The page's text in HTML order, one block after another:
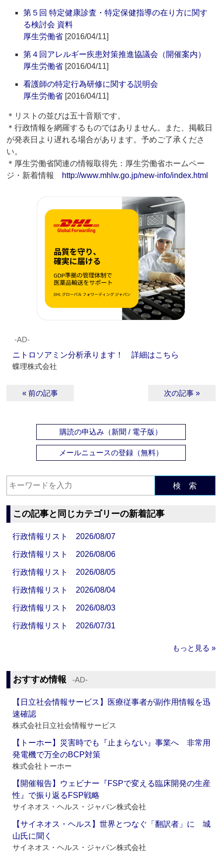
第５回 特定健康診査・特定保健指導の在り方に関す
る検討会 資料
厚生労働省 [2016/04/11]
第４回アレルギー疾患対策推進協議会（開催案内）
厚生労働省 [2016/04/11]
看護師の特定行為研修に関する説明会
厚生労働省 [2016/04/11]
＊リストの並びは五十音順です。
＊行政情報を網羅するものではありません。また、掲載日
が発表日より遅れる場合があります。予めご了承くださ
い。
＊厚生労働省関連の情報取得先：厚生労働省ホームペー
ジ・新着情報 http://www.mhlw.go.jp/new-info/index.html
‐AD‐
ニトロソアミン分析承ります！ 詳細はこちら
蝶理株式会社
« 前の記事 次の記事 »
購読の申込み（新聞 / 電子版）
メールニュースの登録（無料）
検 索
この記事と同じカテゴリーの新着記事
行政情報リスト 2026/08/07
行政情報リスト 2026/08/06
行政情報リスト 2026/08/05
行政情報リスト 2026/08/04
行政情報リスト 2026/08/03
行政情報リスト 2026/07/31
もっと見る »
おすすめ情報 ‐AD‐
【日立社会情報サービス】医療従事者が副作用情報を迅
速確認
株式会社日立社会情報サービス
【トーホー】災害時でも『止まらない』事業へ 非常用
発電機で万全のBCP対策
株式会社トーホー
【開催報告】ウェビナー『FSPで変える臨床開発の生産
性』で振り返るFSP戦略
サイネオス・ヘルス・ジャパン株式会社
【サイネオス・ヘルス】世界とつなぐ「翻訳者」に 城
山氏に聞く
サイネオス・ヘルス・ジャパン株式会社